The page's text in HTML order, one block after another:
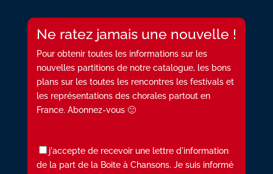
Ne ratez jamais une nouvelle !
Pour obtenir toutes les informations sur les
nouvelles partitions de notre catalogue, les bons
plans sur les toutes les rencontres les festivals et
les représentations des chorales partout en
France. Abonnez-vous 🙂
j'accepte de recevoir une lettre d'information
de la part de la Boite à Chansons. Je suis informé